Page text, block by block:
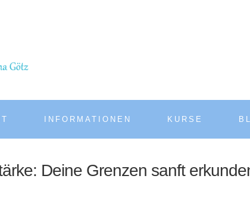
INFORMATIONEN KURSE
Deine Grenzen sanft